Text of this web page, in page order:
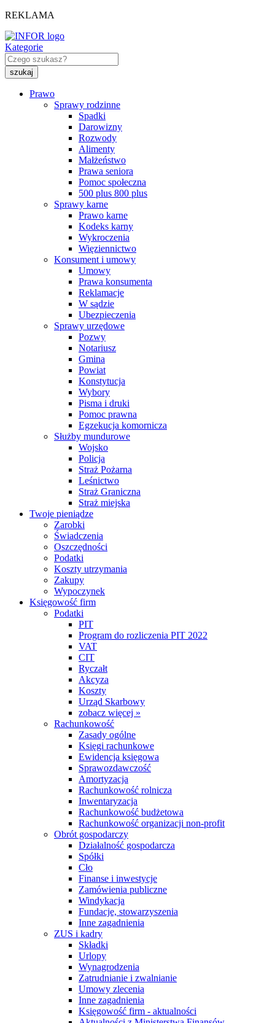
REKLAMA
Kategorie
Prawo
Sprawy rodzinne
Spadki
Darowizny
Rozwody
Alimenty
Małżeństwo
Prawa seniora
Pomoc społeczna
500 plus 800 plus
Sprawy karne
Prawo karne
Kodeks karny
Wykroczenia
Więziennictwo
Konsument i umowy
Umowy
Prawa konsumenta
Reklamacje
W sądzie
Ubezpieczenia
Sprawy urzędowe
Pozwy
Notariusz
Gmina
Powiat
Konstytucja
Wybory
Pisma i druki
Pomoc prawna
Egzekucja komornicza
Służby mundurowe
Wojsko
Policja
Straż Pożarna
Leśnictwo
Straż Graniczna
Straż miejska
Twoje pieniądze
Zarobki
Świadczenia
Oszczędności
Podatki
Koszty utrzymania
Zakupy
Wypoczynek
Księgowość firm
Podatki
PIT
Program do rozliczenia PIT 2022
VAT
CIT
Ryczałt
Akcyza
Koszty
Urząd Skarbowy
zobacz więcej »
Rachunkowość
Zasady ogólne
Księgi rachunkowe
Ewidencja księgowa
Sprawozdawczość
Amortyzacja
Rachunkowość rolnicza
Inwentaryzacja
Rachunkowość budżetowa
Rachunkowość organizacji non-profit
Obrót gospodarczy
Działalność gospodarcza
Spółki
Cło
Finanse i inwestycje
Zamówienia publiczne
Windykacja
Fundacje, stowarzyszenia
Inne zagadnienia
ZUS i kadry
Składki
Urlopy
Wynagrodzenia
Zatrudnianie i zwalnianie
Umowy zlecenia
Inne zagadnienia
Księgowość firm - aktualności